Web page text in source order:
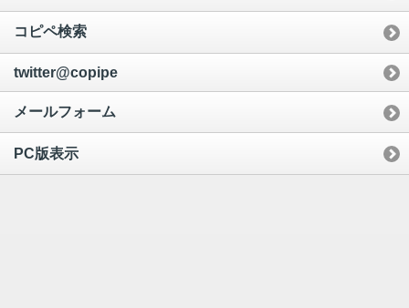
コピペ検索
twitter@copipe
メールフォーム
PC版表示